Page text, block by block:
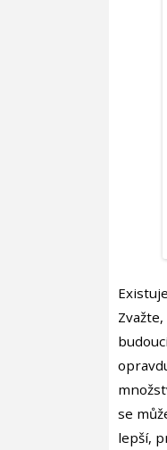
se
lepší,